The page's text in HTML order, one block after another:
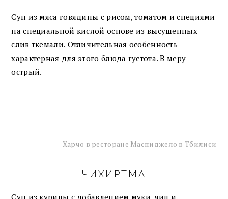
Суп из мяса говядины с рисом, томатом и специями
на специальной кислой основе из высушенных
слив ткемали. Отличительная особенность —
характерная для этого блюда густота. В меру
острый.
Харчо в ресторане Маспиджело в Тбилиси
ЧИХИРТМА